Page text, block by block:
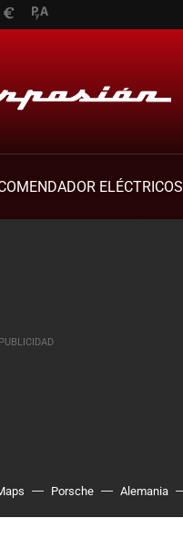
ELÉCTRICOS
Porsche Alemania